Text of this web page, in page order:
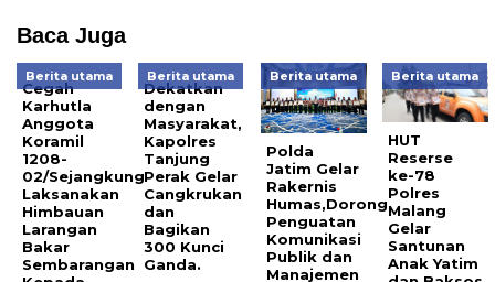
Baca Juga
Berita utama
Cegah
Karhutla
Anggota
Koramil
1208-
02/Sejangkung
Laksanakan
Himbauan
Larangan
Bakar
Sembarangan
Berita utama
Dekatkan
dengan
Masyarakat,
Kapolres
Tanjung
Perak Gelar
Cangkrukan
dan
Bagikan
300 Kunci
Ganda.
Berita utama
Polda
Jatim Gelar
Rakernis
Humas,Dorong
Penguatan
Komunikasi
Publik dan
Manajemen
Berita utama
HUT
Reserse
ke-78
Polres
Malang
Gelar
Santunan
Anak Yatim